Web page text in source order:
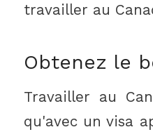
travailler au
Obtenez le
Travailler au
qu'avec un visa